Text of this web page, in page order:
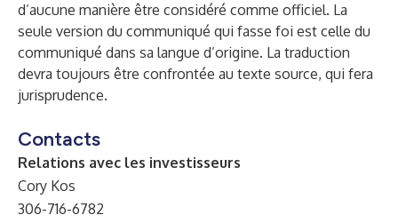
d’aucune manière être considéré comme officiel. La
seule version du communiqué qui fasse foi est celle du
communiqué dans sa langue d’origine. La traduction
devra toujours être confrontée au texte source, qui fera
jurisprudence.
Contacts
Relations avec les investisseurs
Cory Kos
306-716-6782